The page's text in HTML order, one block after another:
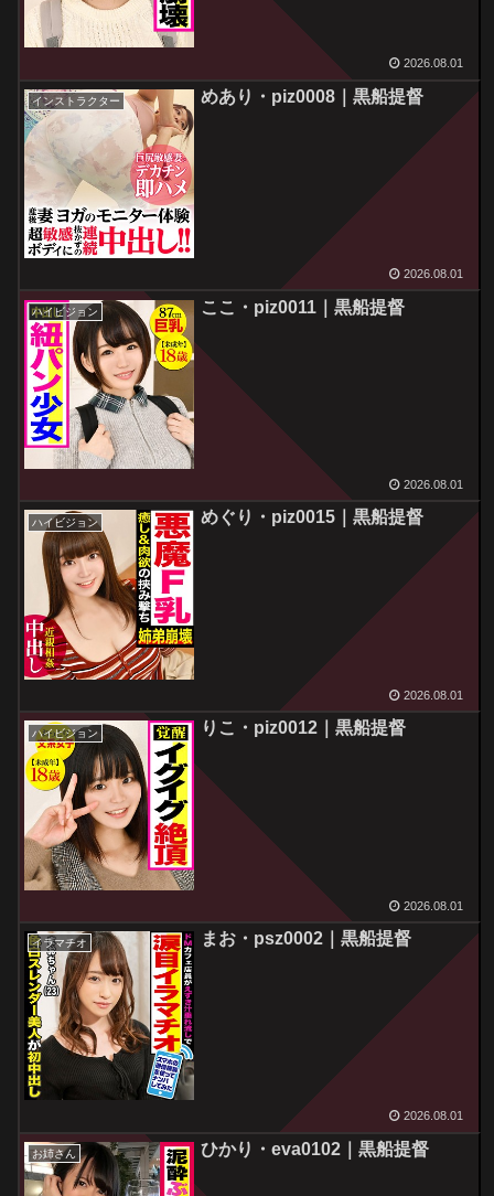
2026.08.01
インストラクター めあり・piz0008｜黒船提督
2026.08.01
ハイビジョン ここ・piz0011｜黒船提督
2026.08.01
ハイビジョン めぐり・piz0015｜黒船提督
2026.08.01
ハイビジョン りこ・piz0012｜黒船提督
2026.08.01
イラマチオ まお・psz0002｜黒船提督
2026.08.01
お姉さん ひかり・eva0102｜黒船提督